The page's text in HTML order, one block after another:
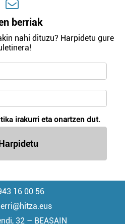
berriak
nahi dituzu? Harpidetu gure
irakurri eta onartzen dut.
16 00 56
32 – BEASAIN